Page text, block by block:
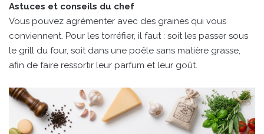
Astuces et conseils du chef
Vous pouvez agrémenter avec des graines qui vous
conviennent. Pour les torréfier, il faut : soit les passer sous
le grill du four, soit dans une poêle sans matière grasse,
afin de faire ressortir leur parfum et leur goût.